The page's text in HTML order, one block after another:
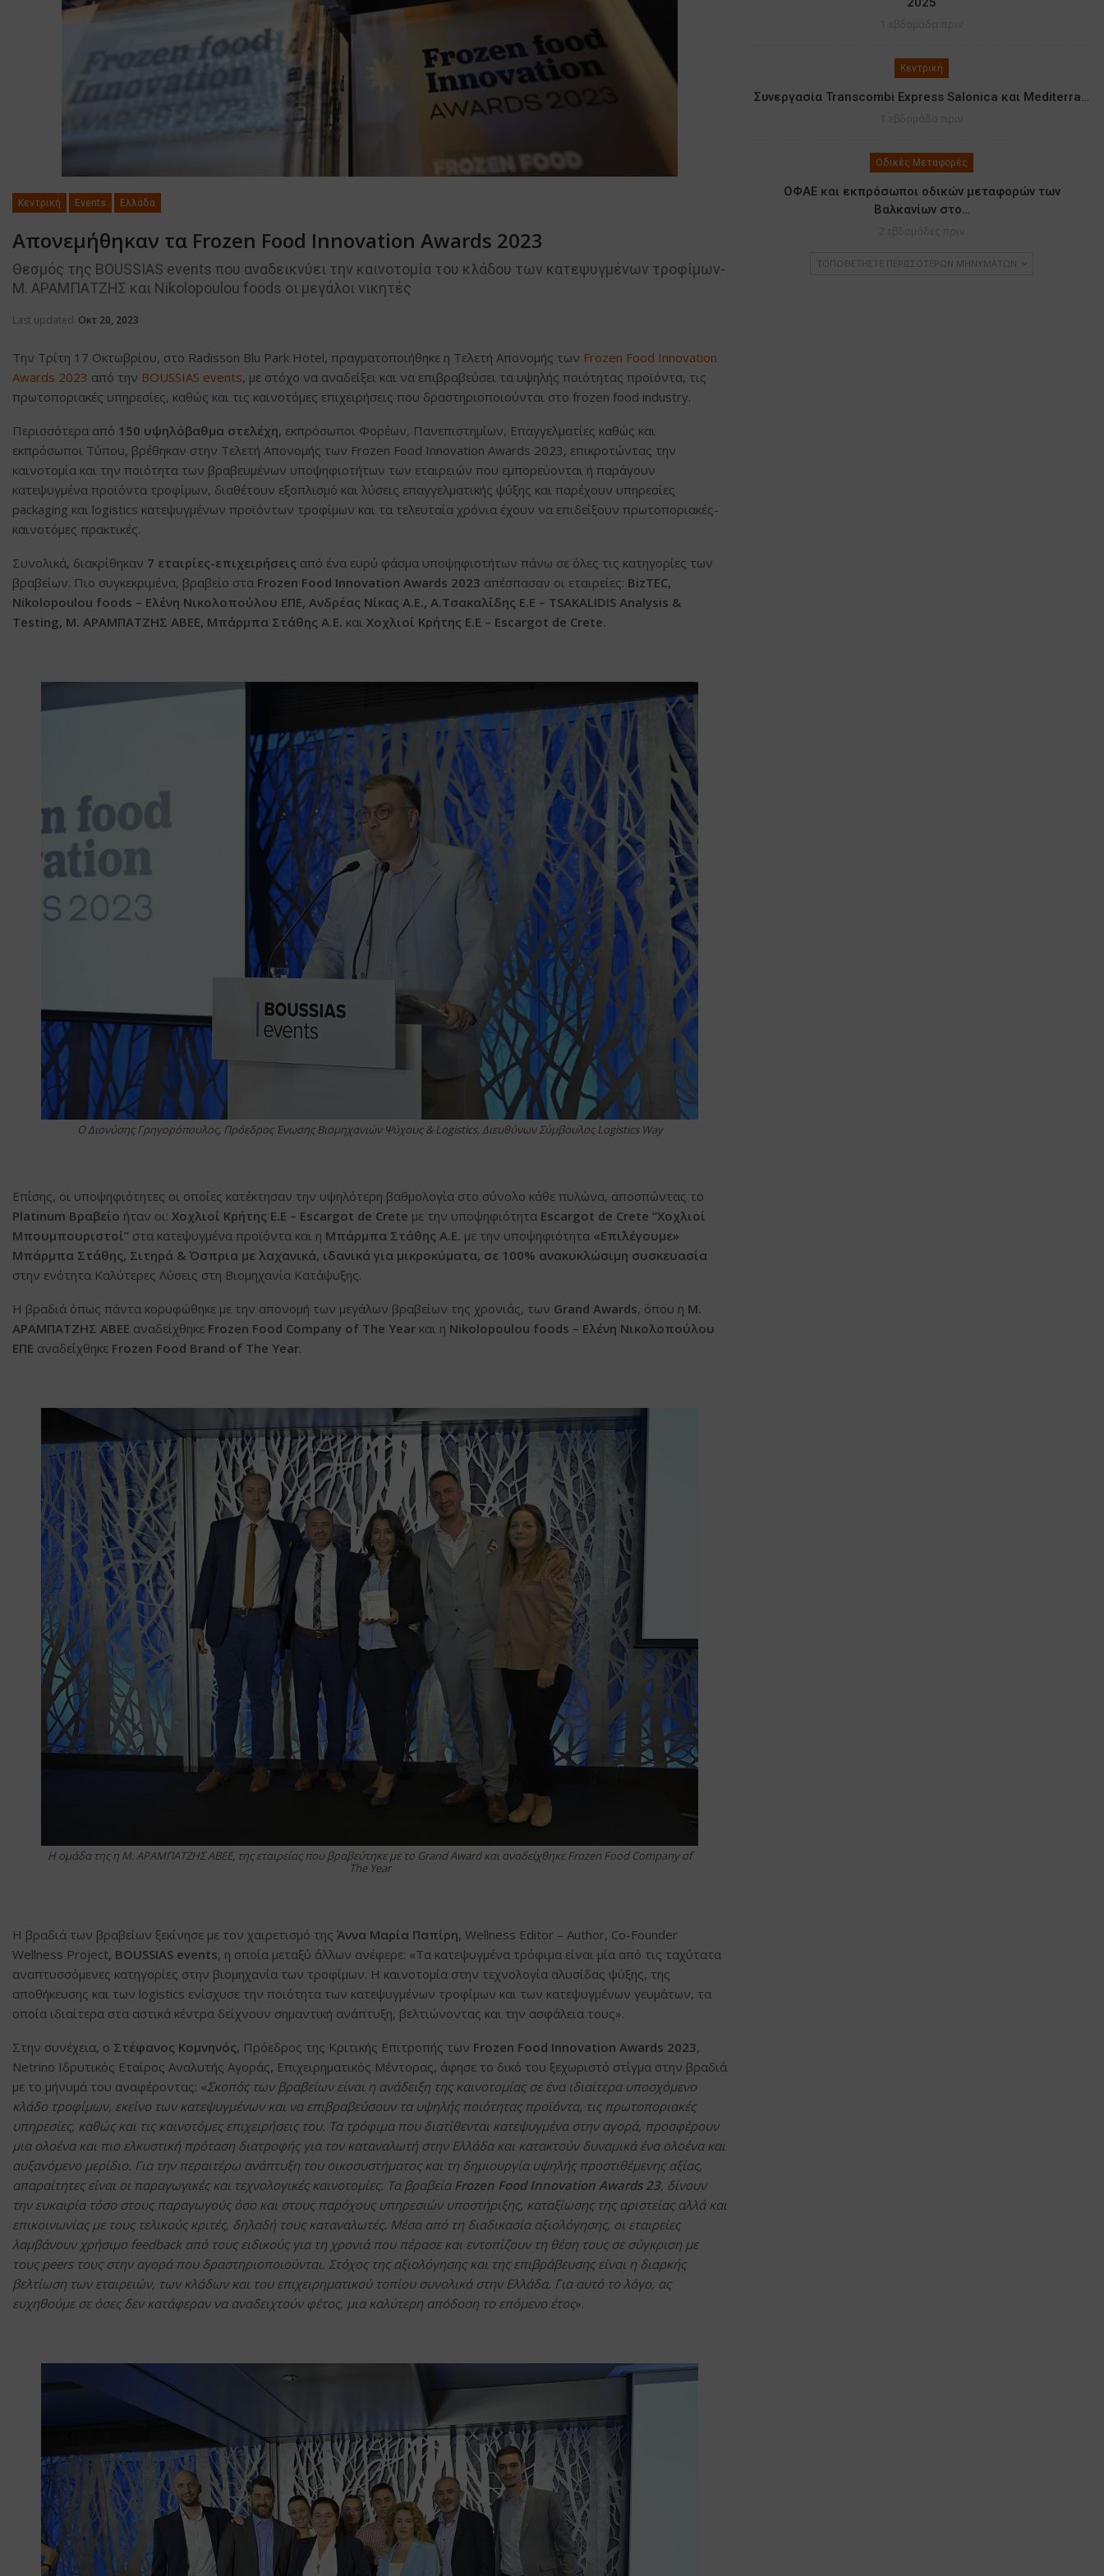
Κεντρική Events Ελλάδα
Απονεμήθηκαν τα Frozen Food Innovation Awards 2023
Θεσμός της BOUSSIAS events που αναδεικνύει την καινοτομία του κλάδου των κατεψυγμένων τροφίμων-
Μ. ΑΡΑΜΠΑΤΖΗΣ και Nikolopoulou foods οι μεγάλοι νικητές
Last updated Οκτ 20, 2023
Την Τρίτη 17 Οκτωβρίου, στο Radisson Blu Park Hotel, πραγματοποιήθηκε η Τελετή Απονομής των Frozen Food Innovation
Awards 2023 από την BOUSSIAS events, με στόχο να αναδείξει και να επιβραβεύσει τα υψηλής ποιότητας προϊόντα, τις
πρωτοποριακές υπηρεσίες, καθώς και τις καινοτόμες επιχειρήσεις που δραστηριοποιούνται στο frozen food industry.
Περισσότερα από 150 υψηλόβαθμα στελέχη, εκπρόσωποι Φορέων, Πανεπιστημίων, Επαγγελματίες καθώς και
εκπρόσωποι Τύπου, βρέθηκαν στην Τελετή Απονομής των Frozen Food Innovation Awards 2023, επικροτώντας την
καινοτομία και την ποιότητα των βραβευμένων υποψηφιοτήτων των εταιρειών που εμπορεύονται ή παράγουν
κατεψυγμένα προϊόντα τροφίμων, διαθέτουν εξοπλισμό και λύσεις επαγγελματικής ψύξης και παρέχουν υπηρεσίες
packaging και logistics κατεψυγμένων προϊόντων τροφίμων και τα τελευταία χρόνια έχουν να επιδείξουν πρωτοποριακές-
καινοτόμες πρακτικές.
Συνολικά, διακρίθηκαν 7 εταιρίες-επιχειρήσεις από ένα ευρύ φάσμα υποψηφιοτήτων πάνω σε όλες τις κατηγορίες των
βραβείων. Πιο συγκεκριμένα, βραβείο στα Frozen Food Innovation Awards 2023 απέσπασαν οι εταιρείες: BizTEC,
Nikolopoulou foods – Ελένη Νικολοπούλου ΕΠΕ, Ανδρέας Νίκας Α.Ε., Α.Τσακαλίδης Ε.Ε – TSAKALIDIS Analysis &
Testing, Μ. ΑΡΑΜΠΑΤΖΗΣ ΑΒΕΕ, Μπάρμπα Στάθης Α.Ε. και Χοχλιοί Κρήτης Ε.Ε – Escargot de Crete.
Ο Διονύσης Γρηγορόπουλος, Πρόεδρος Ένωσης Βιομηχανιών Ψύχους & Logistics, Διευθύνων Σύμβουλος Logistics Way
Επίσης, οι υποψηφιότητες οι οποίες κατέκτησαν την υψηλότερη βαθμολογία στο σύνολο κάθε πυλώνα, αποσπώντας το
Platinum Βραβείο ήταν οι: Χοχλιοί Κρήτης Ε.Ε – Escargot de Crete με την υποψηφιότητα Escargot de Crete “Χοχλιοί
Μπουμπουριστοί” στα κατεψυγμένα προϊόντα και η Μπάρμπα Στάθης Α.Ε. με την υποψηφιότητα «Επιλέγουμε»
Μπάρμπα Στάθης, Σιτηρά & Όσπρια με λαχανικά, ιδανικά για μικροκύματα, σε 100% ανακυκλώσιμη συσκευασία
στην ενότητα Καλύτερες Λύσεις στη Βιομηχανία Κατάψυξης.
Η βραδιά όπως πάντα κορυφώθηκε με την απονομή των μεγάλων βραβείων της χρονιάς, των Grand Awards, όπου η Μ.
ΑΡΑΜΠΑΤΖΗΣ ΑΒΕΕ αναδείχθηκε Frozen Food Company of The Year και η Nikolopoulou foods – Ελένη Νικολοπούλου
ΕΠΕ αναδείχθηκε Frozen Food Brand of The Year.
Η ομάδα της η Μ. ΑΡΑΜΠΑΤΖΗΣ ΑΒΕΕ, της εταιρείας που βραβεύτηκε με το Grand Award και αναδείχθηκε Frozen Food Company of
The Year
Η βραδιά των βραβείων ξεκίνησε με τον χαιρετισμό της Άννα Μαρία Παπίρη, Wellness Editor – Author, Co-Founder
Wellness Project, BOUSSIAS events, η οποία μεταξύ άλλων ανέφερε: «Τα κατεψυγμένα τρόφιμα είναι μία από τις ταχύτατα
αναπτυσσόμενες κατηγορίες στην βιομηχανία των τροφίμων. Η καινοτομία στην τεχνολογία αλυσίδας ψύξης, της
αποθήκευσης και των logistics ενίσχυσε την ποιότητα των κατεψυγμένων τροφίμων και των κατεψυγμένων γευμάτων, τα
οποία ιδιαίτερα στα αστικά κέντρα δείχνουν σημαντική ανάπτυξη, βελτιώνοντας και την ασφάλεια τους».
Στην συνέχεια, ο Στέφανος Κομνηνός, Πρόεδρος της Κριτικής Επιτροπής των Frozen Food Innovation Awards 2023,
Netrino Ιδρυτικός Εταίρος Αναλυτής Αγοράς, Επιχειρηματικός Μέντορας, άφησε το δικό του ξεχωριστό στίγμα στην βραδιά
με το μήνυμά του αναφέροντας: «Σκοπός των βραβείων είναι η ανάδειξη της καινοτομίας σε ένα ιδιαίτερα υποσχόμενο
κλάδο τροφίμων, εκείνο των κατεψυγμένων και να επιβραβεύσουν τα υψηλής ποιότητας προϊόντα, τις πρωτοποριακές
υπηρεσίες, καθώς και τις καινοτόμες επιχειρήσεις του. Τα τρόφιμα που διατίθενται κατεψυγμένα στην αγορά, προσφέρουν
μια ολοένα και πιο ελκυστική πρόταση διατροφής για τον καταναλωτή στην Ελλάδα και κατακτούν δυναμικά ένα ολοένα και
αυξανόμενο μερίδιο. Για την περαιτέρω ανάπτυξη του οικοσυστήματος και τη δημιουργία υψηλής προστιθέμενης αξίας,
απαραίτητες είναι οι παραγωγικές και τεχνολογικές καινοτομίες. Τα βραβεία Frozen Food Innovation Awards 23, δίνουν
την ευκαιρία τόσο στους παραγωγούς όσο και στους παρόχους υπηρεσιών υποστήριξης, καταξίωσης της αριστείας αλλά και
επικοινωνίας με τους τελικούς κριτές, δηλαδή τους καταναλωτές. Μέσα από τη διαδικασία αξιολόγησης, οι εταιρείες
λαμβάνουν χρήσιμο feedback από τους ειδικούς για τη χρονιά που πέρασε και εντοπίζουν τη θέση τους σε σύγκριση με
τους peers τους στην αγορά που δραστηριοποιούνται. Στόχος της αξιολόγησης και της επιβράβευσης είναι η διαρκής
βελτίωση των εταιρειών, των κλάδων και του επιχειρηματικού τοπίου συνολικά στην Ελλάδα. Για αυτό το λόγο, ας
ευχηθούμε σε όσες δεν κατάφεραν να αναδειχτούν φέτος, μια καλύτερη απόδοση το επόμενο έτος».
Κεντρική
Συνεργασία Transcombi Express Salonica και Mediterra…
Οδικές Μεταφορές
ΟΦΑΕ και εκπρόσωποι οδικών μεταφορών των
Βαλκανίων στο…
ΤΟΠΟΘΕΤΉΣΤΕ ΠΕΡΙΣΣΌΤΕΡΩΝ ΜΗΝΥΜΆΤΩΝ